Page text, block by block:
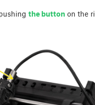
the button on the